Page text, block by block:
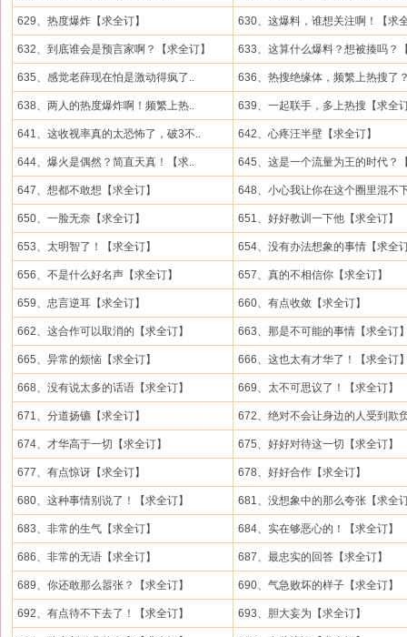
629、热度爆炸【求全订】 630、这爆料，谁想关注啊！【求
632、到底谁会是预言家啊？【求全订】 633、这算什么爆料？想被揍吗？
635、感觉老薛现在怕是激动得疯了.. 636、热搜绝缘体，频繁上热搜了
638、两人的热度爆炸啊！频繁上热.. 639、一起联手，多上热搜【求全
641、这收视率真的太恐怖了，破3不.. 642、心疼汪半壁【求全订】
644、爆火是偶然？简直天真！【求.. 645、这是一个流量为王的时代？
647、想都不敢想【求全订】 648、小心我让你在这个圈里混不
650、一脸无奈【求全订】 651、好好教训一下他【求全订】
653、太明智了！【求全订】 654、没有办法想象的事情【求全
656、不是什么好名声【求全订】 657、真的不相信你【求全订】
659、忠言逆耳【求全订】 660、有点收敛【求全订】
662、这合作可以取消的【求全订】 663、那是不可能的事情【求全订
665、异常的烦恼【求全订】 666、这也太有才华了！【求全订
668、没有说太多的话语【求全订】 669、太不可思议了！【求全订】
671、分道扬镳【求全订】 672、绝对不会让身边的人受到欺
674、才华高于一切【求全订】 675、好好对待这一切【求全订】
677、有点惊讶【求全订】 678、好好合作【求全订】
680、这种事情别说了！【求全订】 681、没想象中的那么夸张【求全
683、非常的生气【求全订】 684、实在够恶心的！【求全订】
686、非常的无语【求全订】 687、最忠实的回答【求全订】
689、你还敢那么嚣张？【求全订】 690、气急败坏的样子【求全订】
692、有点待不下去了！【求全订】 693、胆大妄为【求全订】